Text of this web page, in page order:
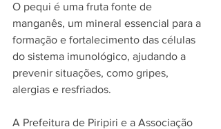
O pequi é uma fruta fonte de
manganês, um mineral essencial para a
formação e fortalecimento das células
do sistema imunológico, ajudando a
prevenir situações, como gripes,
alergias e resfriados.
A Prefeitura de Piripiri e a Associação